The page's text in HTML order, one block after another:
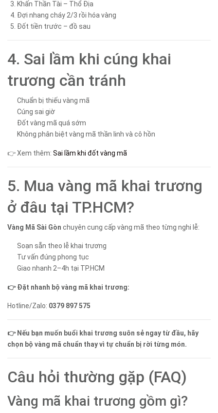
Khấn Thần Tài – Thổ Địa
Đợi nhang cháy 2/3 rồi hóa vàng
Đốt tiền trước – đồ sau
4. Sai lầm khi cúng khai
trương cần tránh
Chuẩn bị thiếu vàng mã
Cúng sai giờ
Đốt vàng mã quá sớm
Không phân biệt vàng mã thần linh và cô hồn
👉 Xem thêm: Sai lầm khi đốt vàng mã
5. Mua vàng mã khai trương
ở đâu tại TP.HCM?
Vàng Mã Sài Gòn chuyên cung cấp vàng mã theo từng nghi lễ:
Soạn sẵn theo lễ khai trương
Tư vấn đúng phong tục
Giao nhanh 2–4h tại TP.HCM
👉 Đặt nhanh bộ vàng mã khai trương:
Hotline/Zalo: 0379 897 575
👉 Nếu bạn muốn buổi khai trương suôn sẻ ngay từ đầu, hãy
chọn bộ vàng mã chuẩn thay vì tự chuẩn bị rời từng món.
Câu hỏi thường gặp (FAQ)
Vàng mã khai trương gồm gì?